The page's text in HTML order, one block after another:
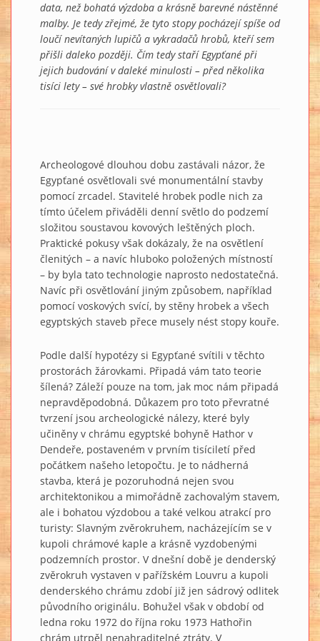
data, než bohatá výzdoba a krásně barevné nástěnné
malby. Je tedy zřejmé, že tyto stopy pocházejí spíše od
loučí nevítaných lupičů a vykradačů hrobů, kteří sem
přišli daleko později. Čím tedy staří Egypťané při
jejich budování v daleké minulosti – před několika
tisíci lety – své hrobky vlastně osvětlovali?
Archeologové dlouhou dobu zastávali názor, že
Egypťané osvětlovali své monumentální stavby
pomocí zrcadel. Stavitelé hrobek podle nich za
tímto účelem přiváděli denní světlo do podzemí
složitou soustavou kovových leštěných ploch.
Praktické pokusy však dokázaly, že na osvětlení
členitých – a navíc hluboko položených místností
– by byla tato technologie naprosto nedostatečná.
Navíc při osvětlování jiným způsobem, například
pomocí voskových svící, by stěny hrobek a všech
egyptských staveb přece musely nést stopy kouře.
Podle další hypotézy si Egypťané svítili v těchto
prostorách žárovkami. Připadá vám tato teorie
šílená? Záleží pouze na tom, jak moc nám připadá
nepravděpodobná. Důkazem pro toto převratné
tvrzení jsou archeologické nálezy, které byly
učiněny v chrámu egyptské bohyně Hathor v
Dendeře, postaveném v prvním tisíciletí před
počátkem našeho letopočtu. Je to nádherná
stavba, která je pozoruhodná nejen svou
architektonikou a mimořádně zachovalým stavem,
ale i bohatou výzdobou a také velkou atrakcí pro
turisty: Slavným zvěrokruhem, nacházejícím se v
kupoli chrámové kaple a krásně vyzdobenými
podzemních prostor. V dnešní době je denderský
zvěrokruh vystaven v pařížském Louvru a kupoli
denderského chrámu zdobí již jen sádrový odlitek
původního originálu. Bohužel však v období od
ledna roku 1972 do října roku 1973 Hathořin
chrám utrpěl nenahraditelné ztráty. V